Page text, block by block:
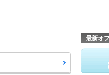
最新オ